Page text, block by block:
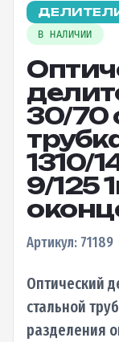
В НАЛИЧИИ
30/70
1310/
9/125
Артикул: 71189
Оптический
стальной
разделения